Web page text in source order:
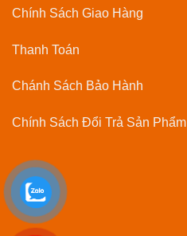
Chính Sách Giao Hàng
Thanh Toán
Chánh Sách Bảo Hành
Chính Sách Đổi Trả Sản Phẩm